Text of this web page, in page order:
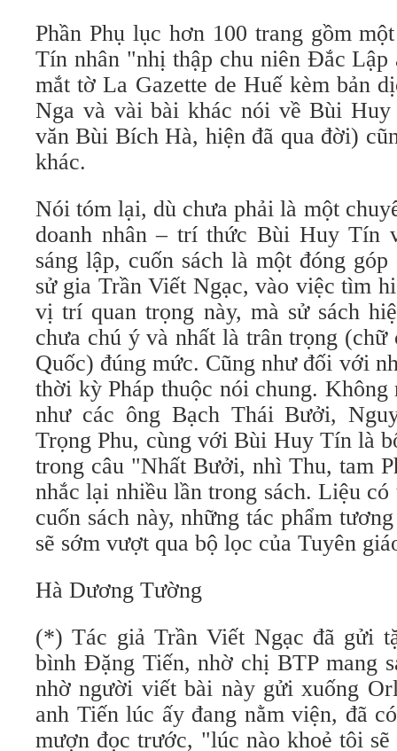
Phần Phụ lục hơn 100 trang gồm
Tín nhân "nhị thập chu niên Đắc
mắt tờ La Gazette de Huế kèm bản
Nga và vài bài khác nói về Bùi
văn Bùi Bích Hà, hiện đã qua đời)
khác.
Nói tóm lại, dù chưa phải là một
doanh nhân – trí thức Bùi Huy Tín
sáng lập, cuốn sách là một đóng
sử gia Trần Viết Ngạc, vào việc tìm
vị trí quan trọng này, mà sử sách
chưa chú ý và nhất là trân trọng
Quốc) đúng mức. Cũng như đối với
thời kỳ Pháp thuộc nói chung. Không
như các ông Bạch Thái Bưởi,
Trọng Phu, cùng với Bùi Huy Tín là
trong câu "Nhất Bưởi, nhì Thu, tam
nhắc lại nhiều lần trong sách. Liệu
cuốn sách này, những tác phẩm
sẽ sớm vượt qua bộ lọc của Tuyên
Hà Dương Tường
(*) Tác giả Trần Viết Ngạc đã gửi
bình Đặng Tiến, nhờ chị BTP mang
nhờ người viết bài này gửi xuống
anh Tiến lúc ấy đang nằm viện, đã
mượn đọc trước, "lúc nào khoẻ tôi sẽ